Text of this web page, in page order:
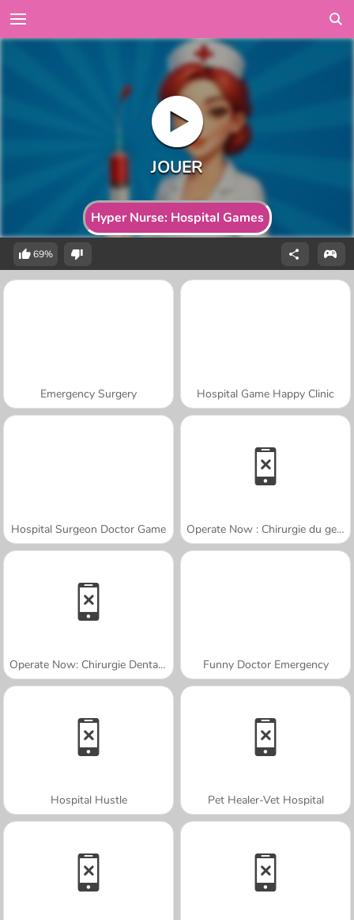
Hyper Nurse: Hospital Games
69%
Emergency Surgery Hospital Game Happy Clinic
Hospital Surgeon Doctor Game Operate Now : Chirurgie du genou
Operate Now: Chirurgie Dentaire Funny Doctor Emergency
Hospital Hustle Pet Healer-Vet Hospital